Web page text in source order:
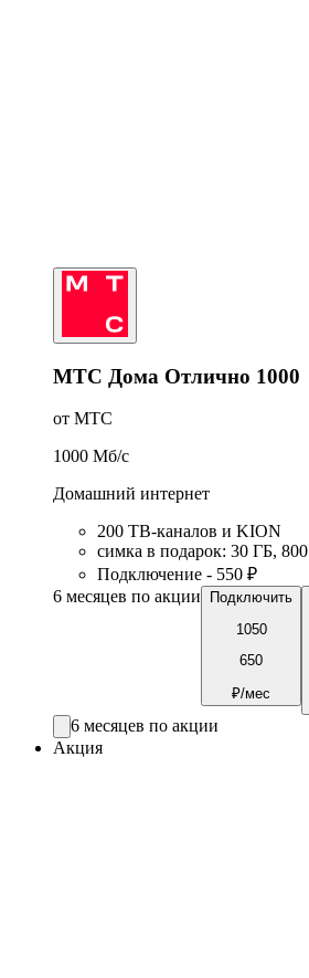
МТС Дома Отлично 1000
от МТС
1000 Мб/c
Домашний интернет
200 ТВ-каналов и KION
симка в подарок: 30 ГБ, 800
Подключение - 550 ₽
6 месяцев по акции
Подключить
1050
650
₽/мес
6 месяцев по акции
Акция